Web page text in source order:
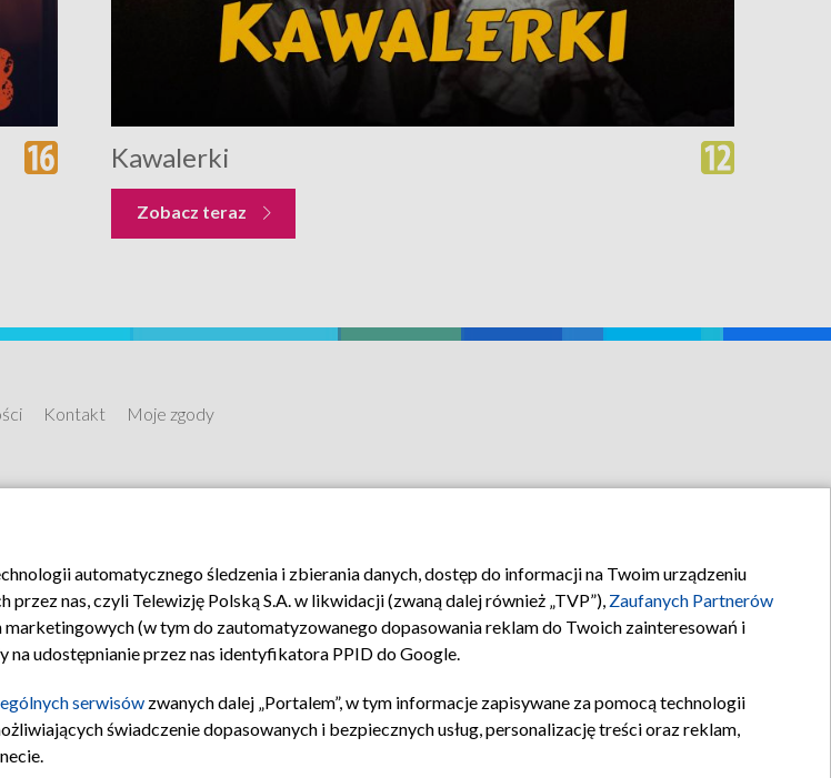
Kawalerki
Zobacz teraz
Kontakt Moje zgody
automatycznego śledzenia i zbierania danych, dostęp do informacji na Twoim urządzeniu
nas, czyli Telewizję Polską S.A. w likwidacji (zwaną dalej również „TVP”), Zaufanych Partnerów
marketingowych (w tym do zautomatyzowanego dopasowania reklam do Twoich zainteresowań i
na udostępnianie przez nas identyfikatora PPID do Google.
serwisów zwanych dalej „Portalem”, w tym informacje zapisywane za pomocą technologii
świadczenie dopasowanych i bezpiecznych usług, personalizację treści oraz reklam,